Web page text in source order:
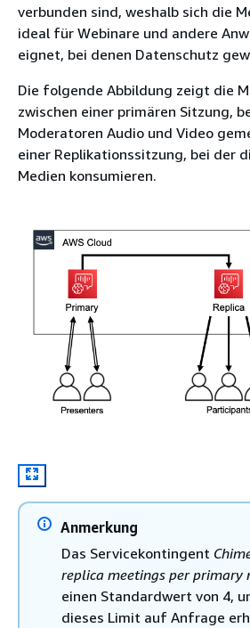
verbunden sind, weshalb sich die
ideal für Webinare und andere
eignet, bei denen Datenschutz
Die folgende Abbildung zeigt die
zwischen einer primären Sitzung,
Moderatoren Audio und Video
einer Replikationssitzung, bei der
Medien konsumieren.
Anmerkung
Das Servicekontingent
replica meetings per primary
einen Standardwert von 4,
dieses Limit auf Anfrage